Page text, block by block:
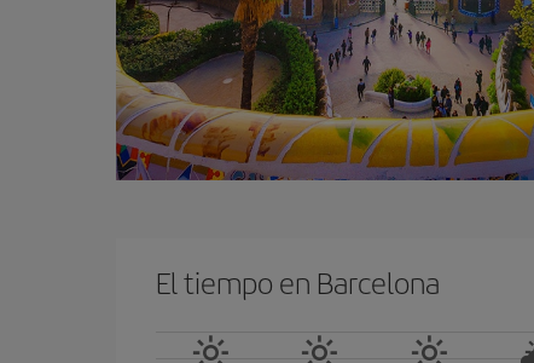
El tiempo en Barcelona